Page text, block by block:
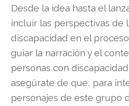
Desde la idea hasta el
incluir las perspectivas de
discapacidad en el
guiar la narración y el
personas con
asegúrate de que, para
personajes de este grupo